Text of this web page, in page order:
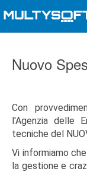
Nuovo
Con
l'Agenzia delle
tecniche del
Vi informiamo
la gestione e